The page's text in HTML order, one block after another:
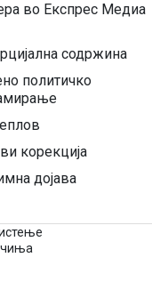
во Експрес Медиа
содржина
политичко
корекција
дојава